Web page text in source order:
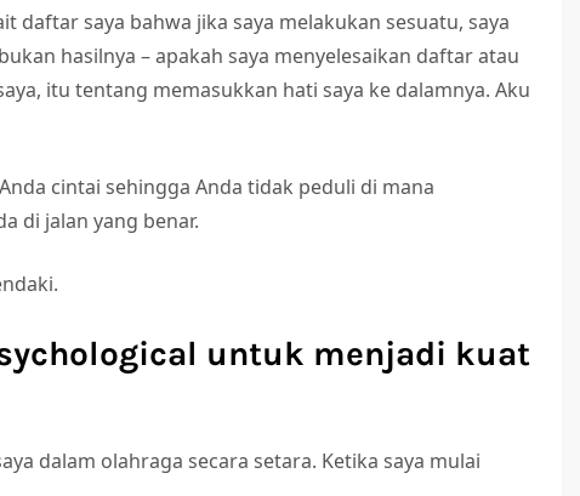
daftar saya bahwa jika saya melakukan sesuatu, saya
hasilnya – apakah saya menyelesaikan daftar atau
itu tentang memasukkan hati saya ke dalamnya. Aku
cintai sehingga Anda tidak peduli di mana
di jalan yang benar.
untuk menjadi kuat
dalam olahraga secara setara. Ketika saya mulai